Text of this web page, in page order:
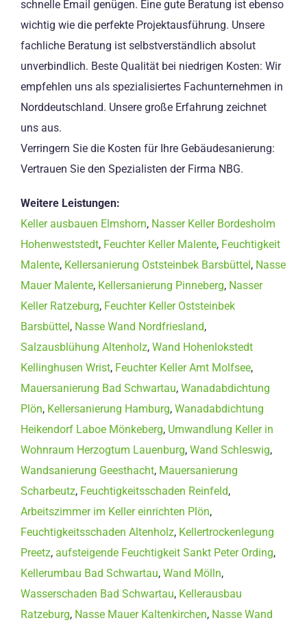
schnelle Email genügen. Eine gute Beratung ist ebenso
wichtig wie die perfekte Projektausführung. Unsere
fachliche Beratung ist selbstverständlich absolut
unverbindlich. Beste Qualität bei niedrigen Kosten: Wir
empfehlen uns als spezialisiertes Fachunternehmen in
Norddeutschland. Unsere große Erfahrung zeichnet
uns aus.
Verringern Sie die Kosten für Ihre Gebäudesanierung:
Vertrauen Sie den Spezialisten der Firma NBG.
Weitere Leistungen:
Keller ausbauen Elmshorn, Nasser Keller Bordesholm
Hohenweststedt, Feuchter Keller Malente, Feuchtigkeit
Malente, Kellersanierung Oststeinbek Barsbüttel, Nasse
Mauer Malente, Kellersanierung Pinneberg, Nasser
Keller Ratzeburg, Feuchter Keller Oststeinbek
Barsbüttel, Nasse Wand Nordfriesland,
Salzausblühung Altenholz, Wand Hohenlokstedt
Kellinghusen Wrist, Feuchter Keller Amt Molfsee,
Mauersanierung Bad Schwartau, Wanadabdichtung
Plön, Kellersanierung Hamburg, Wanadabdichtung
Heikendorf Laboe Mönkeberg, Umwandlung Keller in
Wohnraum Herzogtum Lauenburg, Wand Schleswig,
Wandsanierung Geesthacht, Mauersanierung
Scharbeutz, Feuchtigkeitsschaden Reinfeld,
Arbeitszimmer im Keller einrichten Plön,
Feuchtigkeitsschaden Altenholz, Kellertrockenlegung
Preetz, aufsteigende Feuchtigkeit Sankt Peter Ording,
Kellerumbau Bad Schwartau, Wand Mölln,
Wasserschaden Bad Schwartau, Kellerausbau
Ratzeburg, Nasse Mauer Kaltenkirchen, Nasse Wand